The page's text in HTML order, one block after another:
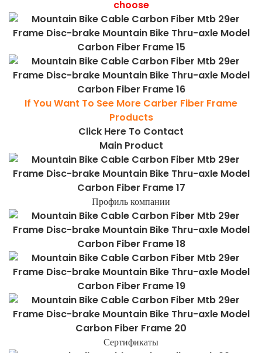
choose
If You Want To See More Carber Fiber Frame
Products
Click Here To Contact
Main Product
Профиль компании
Сертификаты